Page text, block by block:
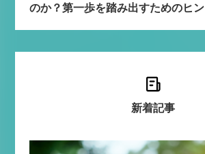
のか？第一歩を踏み出すためのヒン
新着記事